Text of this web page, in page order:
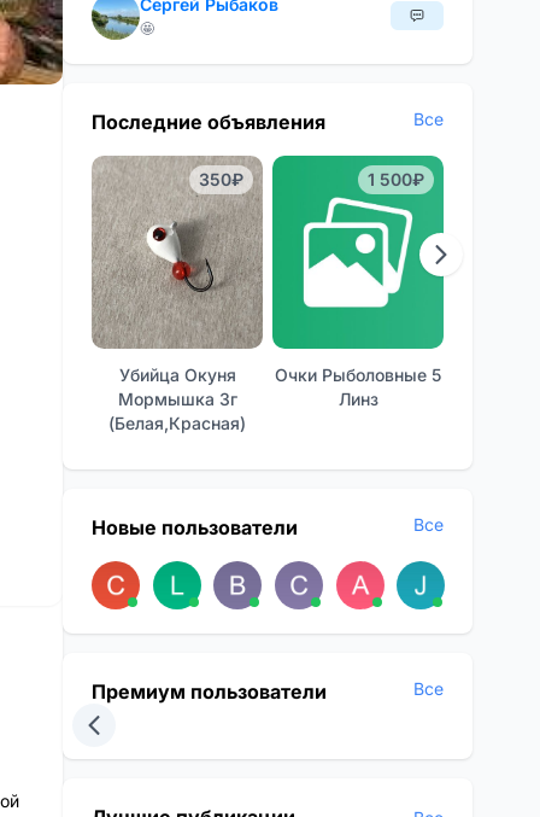
Сергей Рыбаков
🤩
Последние объявления Все
350₽
Убийца Окуня
Мормышка 3г
(белая,красная)
1 500₽
Очки Рыболовные 5
Линз
Новые пользователи Все
Премиум пользователи Все